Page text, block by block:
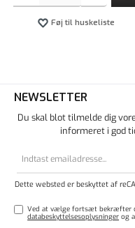
Føj til huskeliste
NEWSLETTER
Du skal blot tilmelde dig
informeret i god
Dette websted er beskyttet af
Ved at vælge fortsæt bekræfter
databeskyttelsesoplysninger og